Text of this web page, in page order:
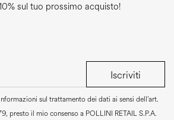
sul tuo prossimo acquisto!
Iscriviti
sul trattamento dei dati ai sensi dell’art.
presto il mio consenso a POLLINI RETAIL S.P.A.